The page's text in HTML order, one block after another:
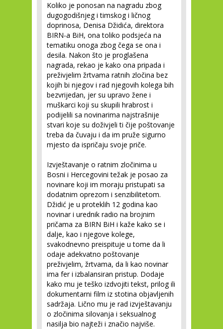
Koliko je ponosan na nagradu zbog
dugogodišnjeg i timskog i ličnog
doprinosa, Denisa Džidića, direktora
BIRN-a BiH, ona toliko podsjeća na
tematiku onoga zbog čega se ona i
desila. Nakon što je proglašena
nagrada, rekao je kako ona pripada i
preživjelim žrtvama ratnih zločina bez
kojih bi njegov i rad njegovih kolega bih
bezvrijedan, jer su upravo žene i
muškarci koji su skupili hrabrost i
podijelili sa novinarima najstrašnije
stvari koje su doživjeli ti čije poštovanje
treba da čuvaju i da im pruže sigurno
mjesto da ispričaju svoje priče.
Izvještavanje o ratnim zločinima u
Bosni i Hercegovini težak je posao za
novinare koji im moraju pristupati sa
dodatnim oprezom i senzibilitetom.
Džidić je u proteklih 12 godina kao
novinar i urednik radio na brojnim
pričama za BIRN BiH i kaže kako se i
dalje, kao i njegove kolege,
svakodnevno preispituje u tome da li
odaje adekvatno poštovanje
preživjelim, žrtvama, da li kao novinar
ima fer i izbalansiran pristup. Dodaje
kako mu je teško izdvojiti tekst, prilog ili
dokumentarni film iz stotina objavljenih
sadržaja. Lično mu je rad izvještavanju
o zločinima silovanja i seksualnog
nasilja bio najteži i značio najviše.